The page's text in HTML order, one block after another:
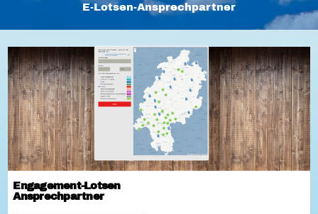
E-Lotsen-Ansprechpartner
Engagement-Lotsen
Ansprechpartner